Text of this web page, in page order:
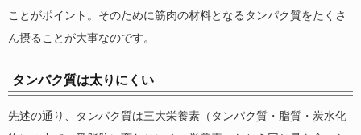
ことがポイント。そのために筋肉の材料となるタンパク質をたくさ
ん摂ることが大事なのです。
タンパク質は太りにくい
先述の通り、タンパク質は三大栄養素（タンパク質・脂質・炭水化